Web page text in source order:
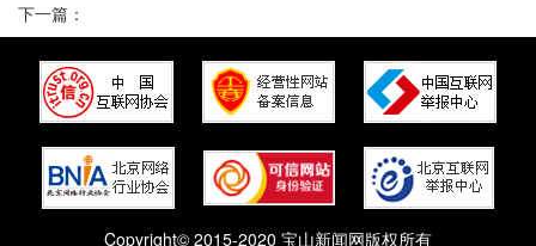
下一篇：
Copyright© 2015-2020 宝山新闻网版权所有